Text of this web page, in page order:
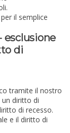
il semplice
esclusione
di
tramite il nostro
diritto di
di recesso.
e il diritto di